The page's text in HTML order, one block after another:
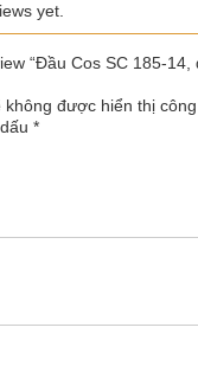
yet.
“Đầu Cos SC 185-
không được hiển thị công
*